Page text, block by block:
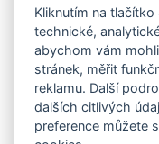
hosting
Kliknutím na
technické,
abychom vám
stránek, měřit
reklamu. Další
dalších citlivých
preference můžete